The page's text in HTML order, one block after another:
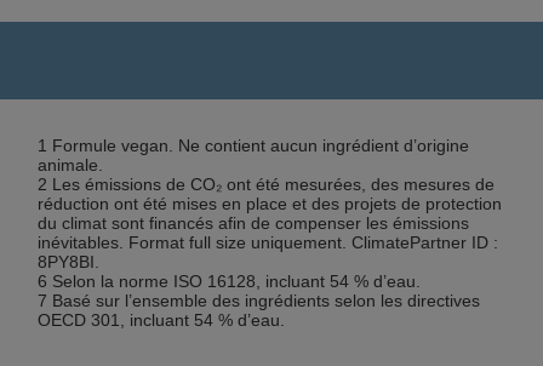
1 Formule vegan. Ne contient aucun ingrédient d’origine
animale.
2 Les émissions de CO₂ ont été mesurées, des mesures de
réduction ont été mises en place et des projets de protection
du climat sont financés afin de compenser les émissions
inévitables. Format full size uniquement. ClimatePartner ID :
8PY8BI.
6 Selon la norme ISO 16128, incluant 54 % d’eau.
7 Basé sur l’ensemble des ingrédients selon les directives
OECD 301, incluant 54 % d’eau.